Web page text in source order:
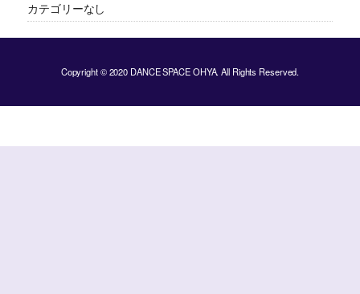
カテゴリーなし
Copyright © 2020 DANCE SPACE OHYA. All Rights Reserved.